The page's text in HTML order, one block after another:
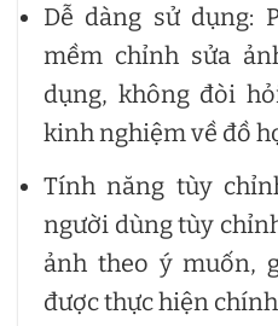
Dễ dàng sử dụng:
mềm chỉnh sửa
dụng, không đòi
kinh nghiệm về đồ
Tính năng tùy
người dùng tùy
ảnh theo ý muốn,
được thực hiện